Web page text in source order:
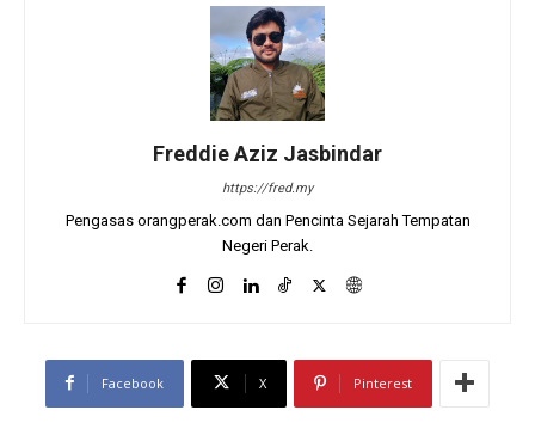
Freddie Aziz Jasbindar
https://fred.my
Pengasas orangperak.com dan Pencinta Sejarah Tempatan
Negeri Perak.
Facebook X Pinterest